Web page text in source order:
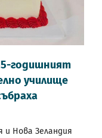
годишният
училище
и Нова Зеландия